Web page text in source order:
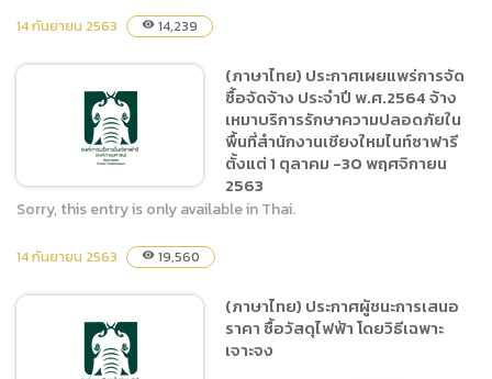
(ภาษาไทย) ประกาศผู้ชนะการ
คอนกรีตเสริมเหล็ก รอบวง
เวียนกุญชร ด้วยวิธีประกวด
ราคาดิเล็กทรอนิกส์ (e-
bidding)
14 กันยายน 2563 visibility 14,239
(ภาษาไทย) ประกาศเผยแพร่
การจัดซื้อจัดจ้าง ประจำปี
รักษาความปลอดภัยในพื้นที่
สำนักงานเชียงใหมไนท์ซาฟารี
(ภาษาไทย) ประกาศเผยแพร่การจัด
ซื้อจัดจ้าง ประจำปี พ.ศ.2564 จ้าง
เหมาบริการรักษาความปลอดภัยใน
พื้นที่สำนักงานเชียงใหมไนท์ซาฟารี
ตั้งแต่ 1 ตุลาคม -30 พฤศจิกายน
2563
Sorry, this entry is only available in Thai.
14 กันยายน 2563 visibility 19,560
(ภาษาไทย) ประกาศผู้ชนะการเสนอ
ราคา ซื้อวัสดุไฟฟ้า โดยวิธีเฉพาะ
เจาะจง